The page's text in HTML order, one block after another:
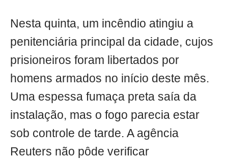
Nesta quinta, um incêndio atingiu a
penitenciária principal da cidade, cujos
prisioneiros foram libertados por
homens armados no início deste mês.
Uma espessa fumaça preta saía da
instalação, mas o fogo parecia estar
sob controle de tarde. A agência
Reuters não pôde verificar